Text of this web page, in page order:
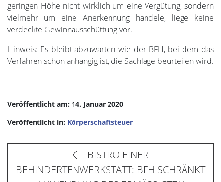
geringen Höhe nicht wirklich um eine Vergütung, sondern
vielmehr um eine Anerkennung handele, liege keine
verdeckte Gewinnausschüttung vor.
Hinweis: Es bleibt abzuwarten wie der BFH, bei dem das
Verfahren schon anhängig ist, die Sachlage beurteilen wird.
Veröffentlicht am: 14. Januar 2020
Veröffentlicht in: Körperschaftsteuer
BISTRO EINER
BEHINDERTENWERKSTATT: BFH SCHRÄNKT